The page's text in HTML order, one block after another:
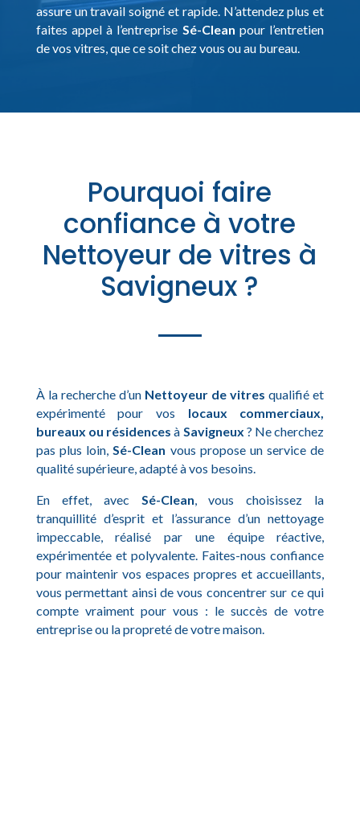
assure un travail soigné et rapide. N’attendez plus et
faites appel à l’entreprise Sé-Clean pour l’entretien
de vos vitres, que ce soit chez vous ou au bureau.
Pourquoi faire
confiance à votre
Nettoyeur de vitres à
Savigneux ?
À la recherche d’un Nettoyeur de vitres qualifié et
expérimenté pour vos locaux commerciaux,
bureaux ou résidences à Savigneux ? Ne cherchez
pas plus loin, Sé-Clean vous propose un service de
qualité supérieure, adapté à vos besoins.
En effet, avec Sé-Clean , vous choisissez la
tranquillité d’esprit et l’assurance d’un nettoyage
impeccable, réalisé par une équipe réactive,
expérimentée et polyvalente. Faites-nous confiance
pour maintenir vos espaces propres et accueillants,
vous permettant ainsi de vous concentrer sur ce qui
compte vraiment pour vous : le succès de votre
entreprise ou la propreté de votre maison.